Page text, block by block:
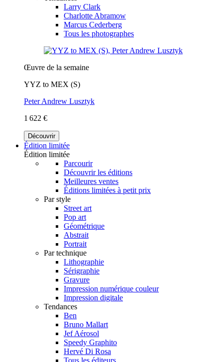
Larry Clark
Charlotte Abramow
Marcus Cederberg
Tous les photographes
Œuvre de la semaine
YYZ to MEX (S)
Peter Andrew Lusztyk
1 622 €
Découvrir
Édition limitée
Édition limitée
Parcourir
Découvrir les éditions
Meilleures ventes
Éditions limitées à petit prix
Par style
Street art
Pop art
Géométrique
Abstrait
Portrait
Par technique
Lithographie
Sérigraphie
Gravure
Impression numérique couleur
Impression digitale
Tendances
Ben
Bruno Mallart
Jef Aérosol
Speedy Graphito
Hervé Di Rosa
Tous les éditeurs